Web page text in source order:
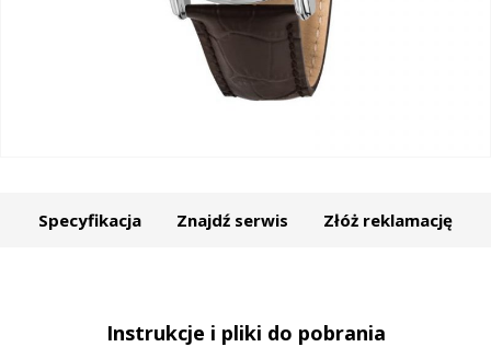
Specyfikacja Znajdź serwis Złóż reklamację
Instrukcje i pliki do pobrania